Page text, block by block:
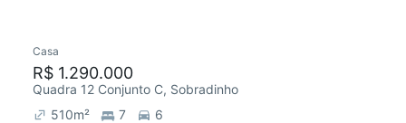
Casa
R$ 1.290.000
Quadra 12 Conjunto C, Sobradinho
510m² 7
6